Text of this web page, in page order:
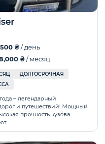
₴/ день
₴/ месяц
ДОЛГОСРОЧНАЯ
– легендарный
и путешествий! Мощный
прочность кузова